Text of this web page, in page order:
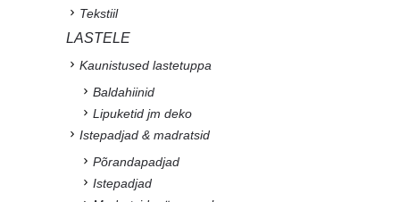
Tekstiil
LASTELE
Kaunistused lastetuppa
Baldahiinid
Lipuketid jm deko
Istepadjad & madratsid
Põrandapadjad
Istepadjad